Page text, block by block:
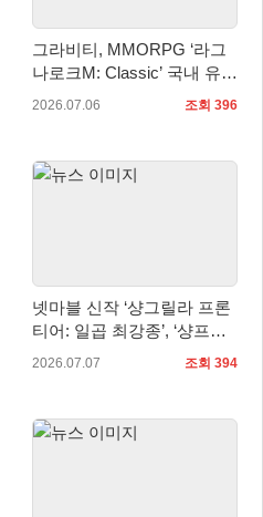
그라비티, MMORPG ‘라그
나로크M: Classic’ 국내 유저
간담회 ‘Fun & Fan Day’ 개
2026.07.06 조회 396
넷마블 신작 ‘샹그릴라 프론
티어: 일곱 최강종’, ‘샹프로
의 날’ 기념 특별 방송서 신
2026.07.07 조회 394